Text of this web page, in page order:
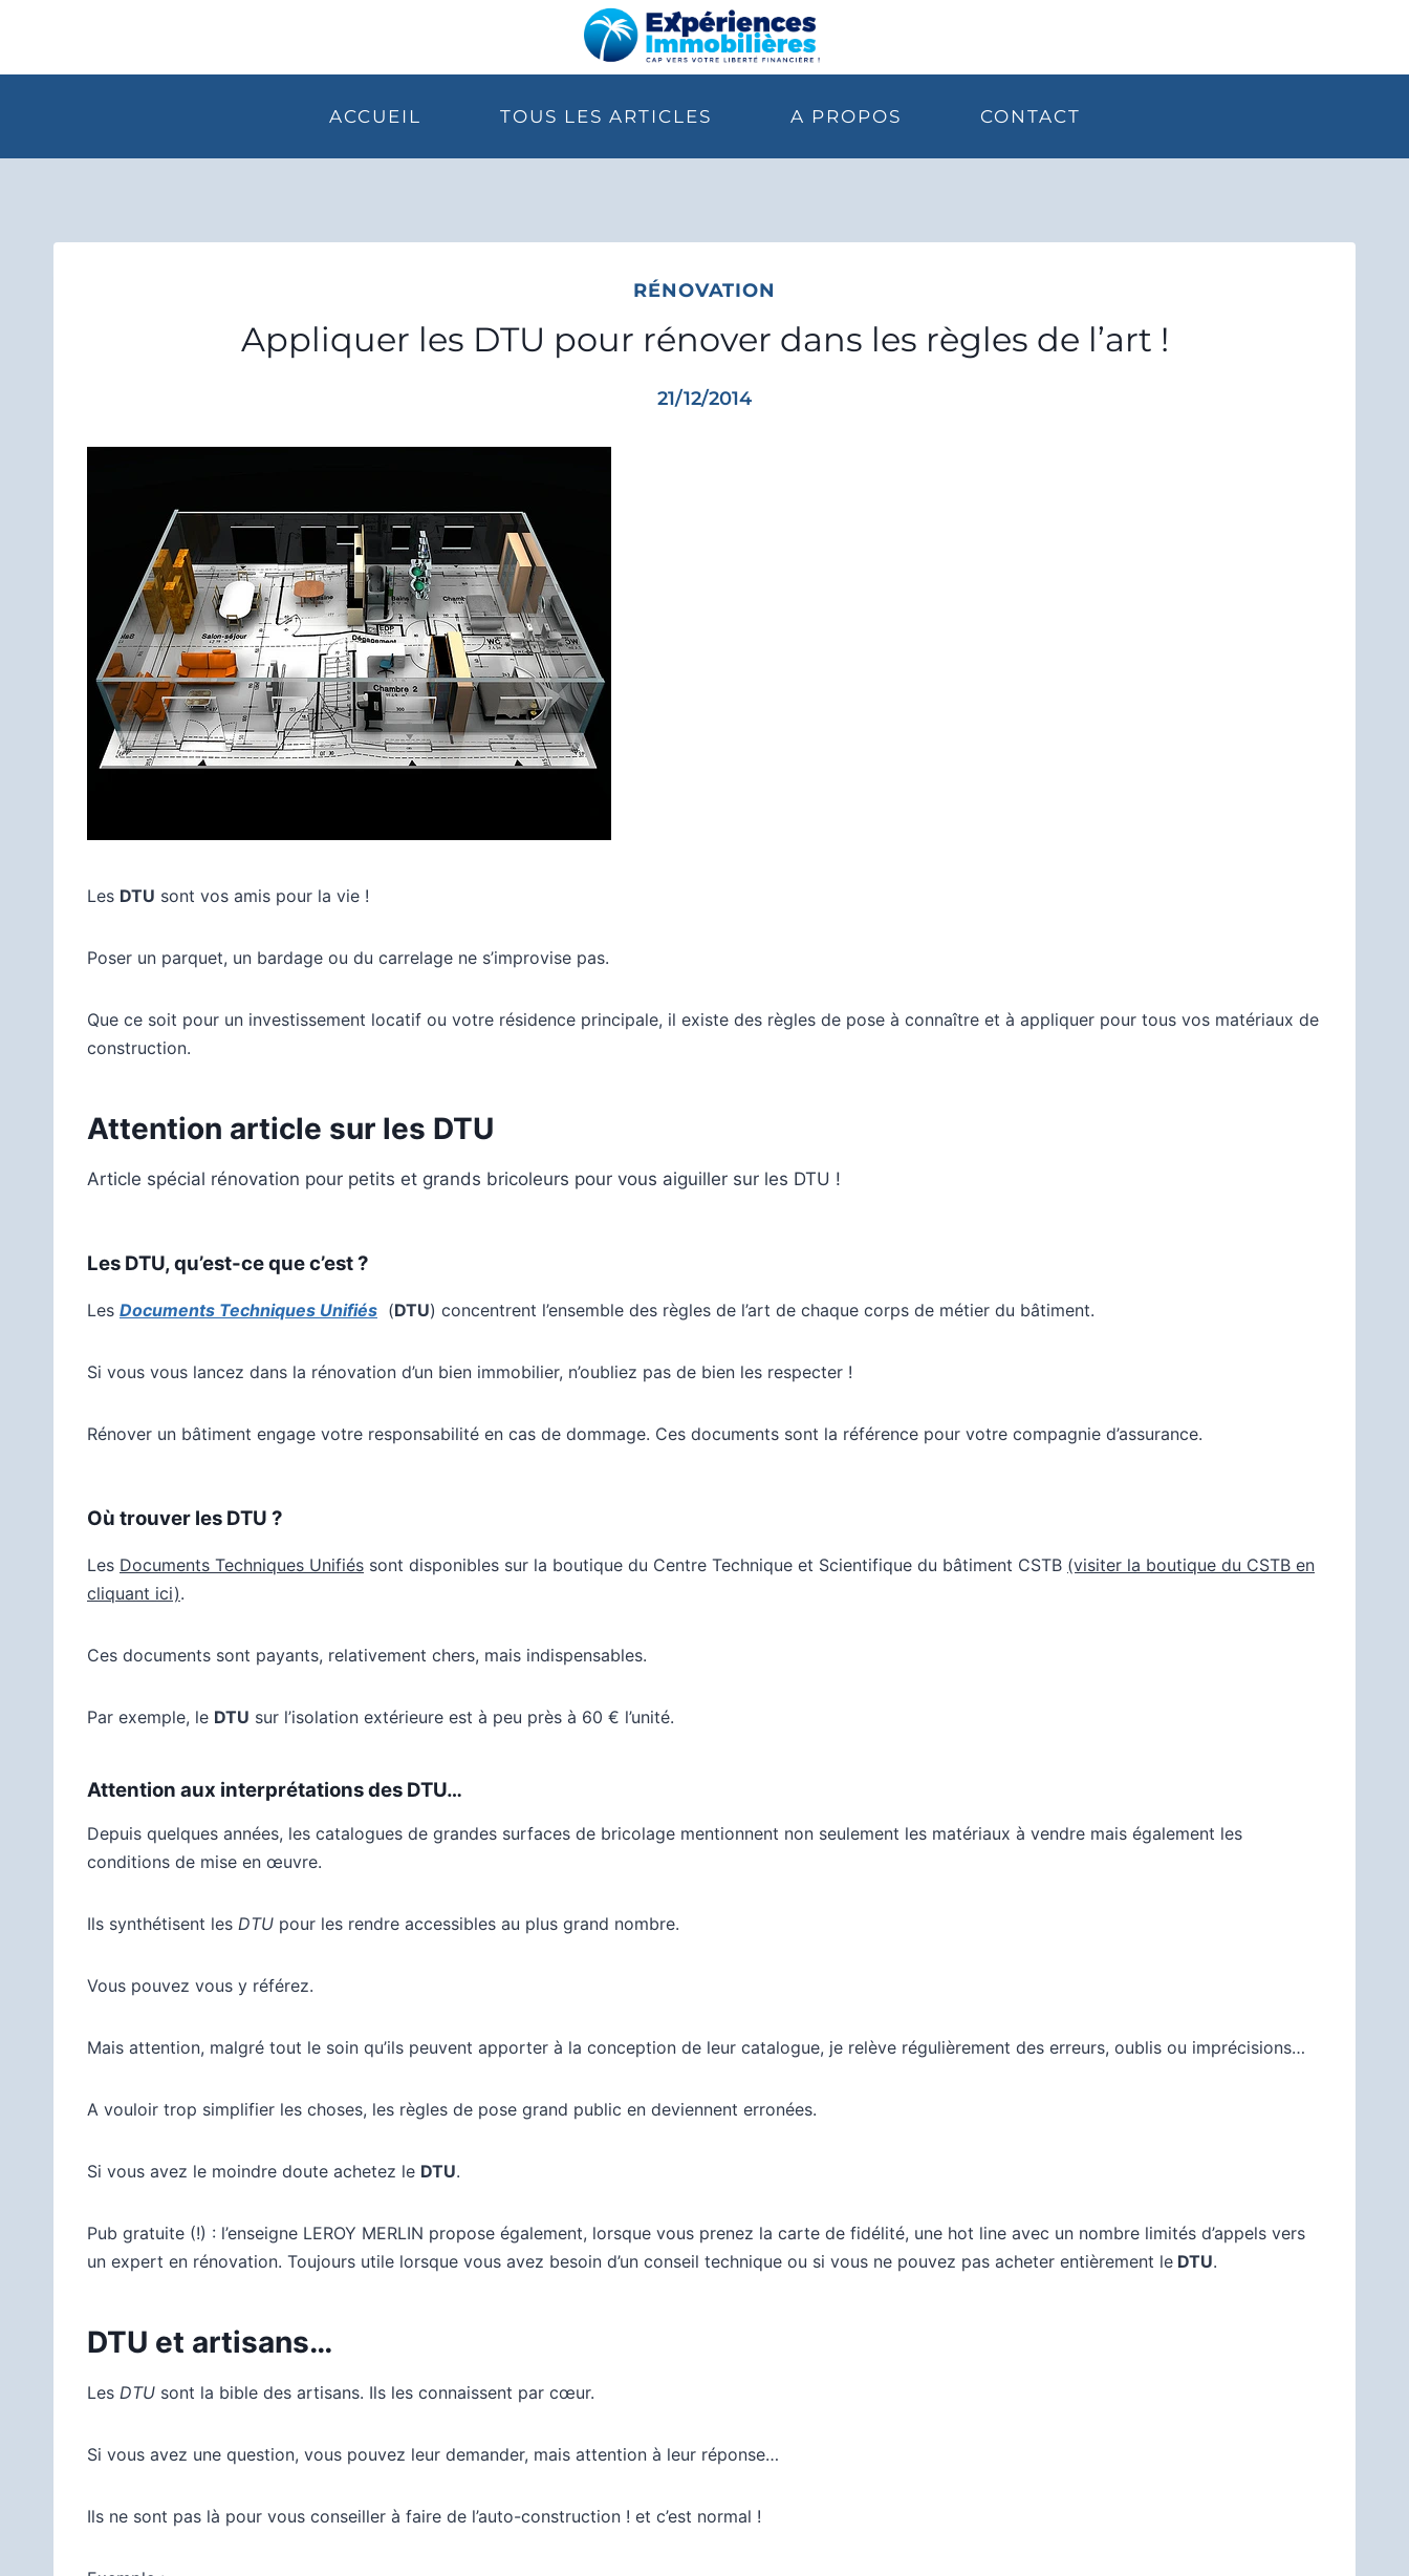
contenu
ACCUEIL TOUS LES ARTICLES A PROPOS CONTACT
RÉNOVATION
Appliquer les DTU pour rénover dans les règles de l’art !
21/12/2014
Les DTU sont vos amis pour la vie !
Poser un parquet, un bardage ou du carrelage ne s’improvise pas.
Que ce soit pour un investissement locatif ou votre résidence principale, il existe des règles de pose à connaître et à appliquer pour tous vos matériaux de
construction.
Attention article sur les DTU
Article spécial rénovation pour petits et grands bricoleurs pour vous aiguiller sur les DTU !
Les DTU, qu’est-ce que c’est ?
Les Documents Techniques Unifiés (DTU) concentrent l’ensemble des règles de l’art de chaque corps de métier du bâtiment.
Si vous vous lancez dans la rénovation d’un bien immobilier, n’oubliez pas de bien les respecter !
Rénover un bâtiment engage votre responsabilité en cas de dommage. Ces documents sont la référence pour votre compagnie d’assurance.
Où trouver les DTU ?
Les Documents Techniques Unifiés sont disponibles sur la boutique du Centre Technique et Scientifique du bâtiment CSTB (visiter la boutique du CSTB en
cliquant ici).
Ces documents sont payants, relativement chers, mais indispensables.
Par exemple, le DTU sur l’isolation extérieure est à peu près à 60 € l’unité.
Attention aux interprétations des DTU…
Depuis quelques années, les catalogues de grandes surfaces de bricolage mentionnent non seulement les matériaux à vendre mais également les
conditions de mise en œuvre.
Ils synthétisent les DTU pour les rendre accessibles au plus grand nombre.
Vous pouvez vous y référez.
Mais attention, malgré tout le soin qu’ils peuvent apporter à la conception de leur catalogue, je relève régulièrement des erreurs, oublis ou imprécisions…
A vouloir trop simplifier les choses, les règles de pose grand public en deviennent erronées.
Si vous avez le moindre doute achetez le DTU.
Pub gratuite (!) : l’enseigne LEROY MERLIN propose également, lorsque vous prenez la carte de fidélité, une hot line avec un nombre limités d’appels vers
un expert en rénovation. Toujours utile lorsque vous avez besoin d’un conseil technique ou si vous ne pouvez pas acheter entièrement le DTU.
DTU et artisans…
Les DTU sont la bible des artisans. Ils les connaissent par cœur.
Si vous avez une question, vous pouvez leur demander, mais attention à leur réponse…
Ils ne sont pas là pour vous conseiller à faire de l’auto-construction ! et c’est normal !